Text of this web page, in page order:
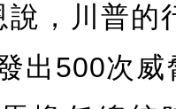
說，川普的
出 500次威